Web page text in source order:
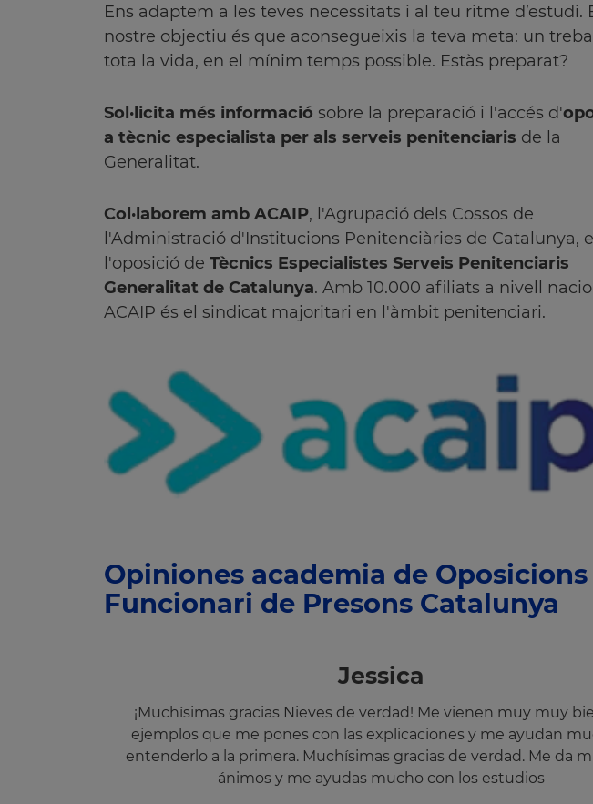
Ens adaptem a les teves necessitats i al teu ritme d’estudi.
nostre objectiu és que aconsegueixis la teva meta: un
tota la vida, en el mínim temps possible. Estàs preparat?
Sol·licita més informació sobre la preparació i l'accés d'
a tècnic especialista per als serveis penitenciaris de la
Generalitat.
Col·laborem amb ACAIP, l'Agrupació dels Cossos de
l'Administració d'Institucions Penitenciàries de Catalunya,
l'oposició de Tècnics Especialistes Serveis Penitenciaris
Generalitat de Catalunya. Amb 10.000 afiliats a nivell
ACAIP és el sindicat majoritari en l'àmbit penitenciari.
Opiniones academia de Oposicions
Funcionari de Presons Catalunya
Jessica
¡Muchísimas gracias Nieves de verdad! Me vienen muy muy
ejemplos que me pones con las explicaciones y me ayudan
entenderlo a la primera. Muchísimas gracias de verdad. Me da
ánimos y me ayudas mucho con los estudios